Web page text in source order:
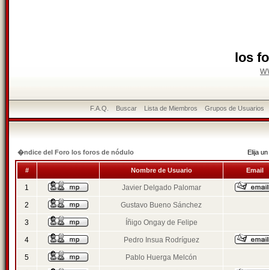
los
F.A.Q. Buscar Lista de Miembros Grupos de Usuarios
�ndice del Foro los foros de nódulo Elija
# Nombre de Usuario Email
1 Javier Delgado Palomar
2 Gustavo Bueno Sánchez
3 Íñigo Ongay de Felipe
4 Pedro Insua Rodríguez
5 Pablo Huerga Melcón